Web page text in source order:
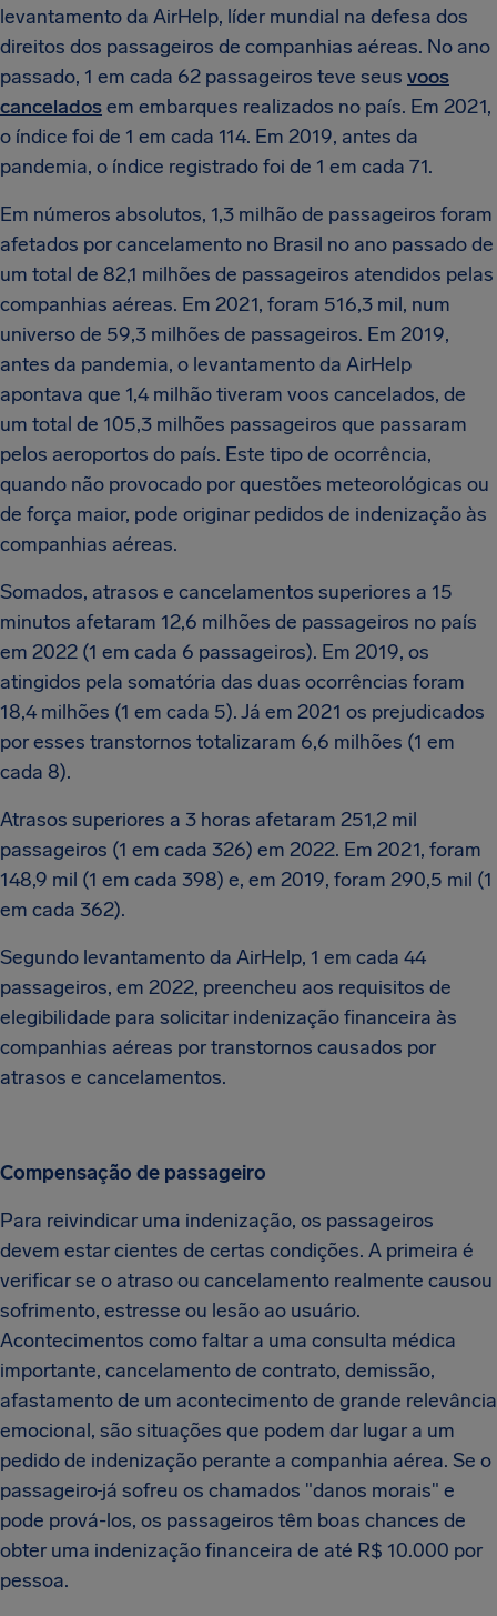
levantamento da AirHelp, líder mundial na defesa dos
direitos dos passageiros de companhias aéreas. No ano
passado, 1 em cada 62 passageiros teve seus voos
canceladosem embarques realizados no país. Em 2021,
o índice foi de 1 em cada 114. Em 2019, antes da
pandemia, o índice registrado foi de 1 em cada 71.
Em números absolutos, 1,3 milhão de passageiros foram
afetados por cancelamento no Brasil no ano passado de
um total de 82,1 milhões de passageiros atendidos pelas
companhias aéreas. Em 2021, foram 516,3 mil, num
universo de 59,3 milhões de passageiros. Em 2019,
antes da pandemia, o levantamento da AirHelp
apontava que 1,4 milhão tiveram voos cancelados, de
um total de 105,3 milhões passageiros que passaram
pelos aeroportos do país. Este tipo de ocorrência,
quando não provocado por questões meteorológicas ou
de força maior, pode originar pedidos de indenização às
companhias aéreas.
Somados, atrasos e cancelamentos superiores a 15
minutos afetaram 12,6 milhões de passageiros no país
em 2022 (1 em cada 6 passageiros). Em 2019, os
atingidos pela somatória das duas ocorrências foram
18,4 milhões (1 em cada 5). Já em 2021 os prejudicados
por esses transtornos totalizaram 6,6 milhões (1 em
cada 8).
Atrasos superiores a 3 horas afetaram 251,2 mil
passageiros (1 em cada 326) em 2022. Em 2021, foram
148,9 mil (1 em cada 398) e, em 2019, foram 290,5 mil (1
em cada 362).
Segundo levantamento da AirHelp, 1 em cada 44
passageiros, em 2022, preencheu aos requisitos de
elegibilidade para solicitar indenização financeira às
companhias aéreas por transtornos causados por
atrasos e cancelamentos.
Compensação de passageiro
Para reivindicar uma indenização, os passageiros
devem estar cientes de certas condições. A primeira é
verificar se o atraso ou cancelamento realmente causou
sofrimento, estresse ou lesão ao usuário.
Acontecimentos como faltar a uma consulta médica
importante, cancelamento de contrato, demissão,
afastamento de um acontecimento de grande relevância
emocional, são situações que podem dar lugar a um
pedido de indenização perante a companhia aérea. Se o
passageiro já sofreu os chamados "danos morais" e
pode prová-los, os passageiros têm boas chances de
obter uma indenização financeira de até R$ 10.000 por
pessoa.